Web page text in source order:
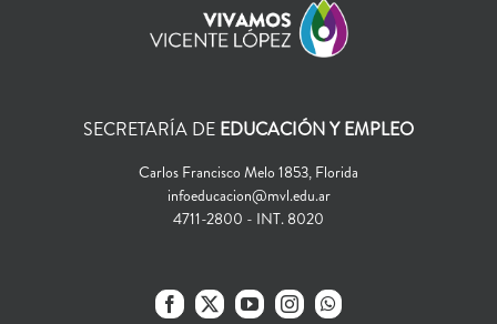
SECRETARÍA DE EDUCACIÓN Y EMPLEO
Carlos Francisco Melo 1853, Florida
infoeducacion@mvl.edu.ar
4711-2800 - INT. 8020